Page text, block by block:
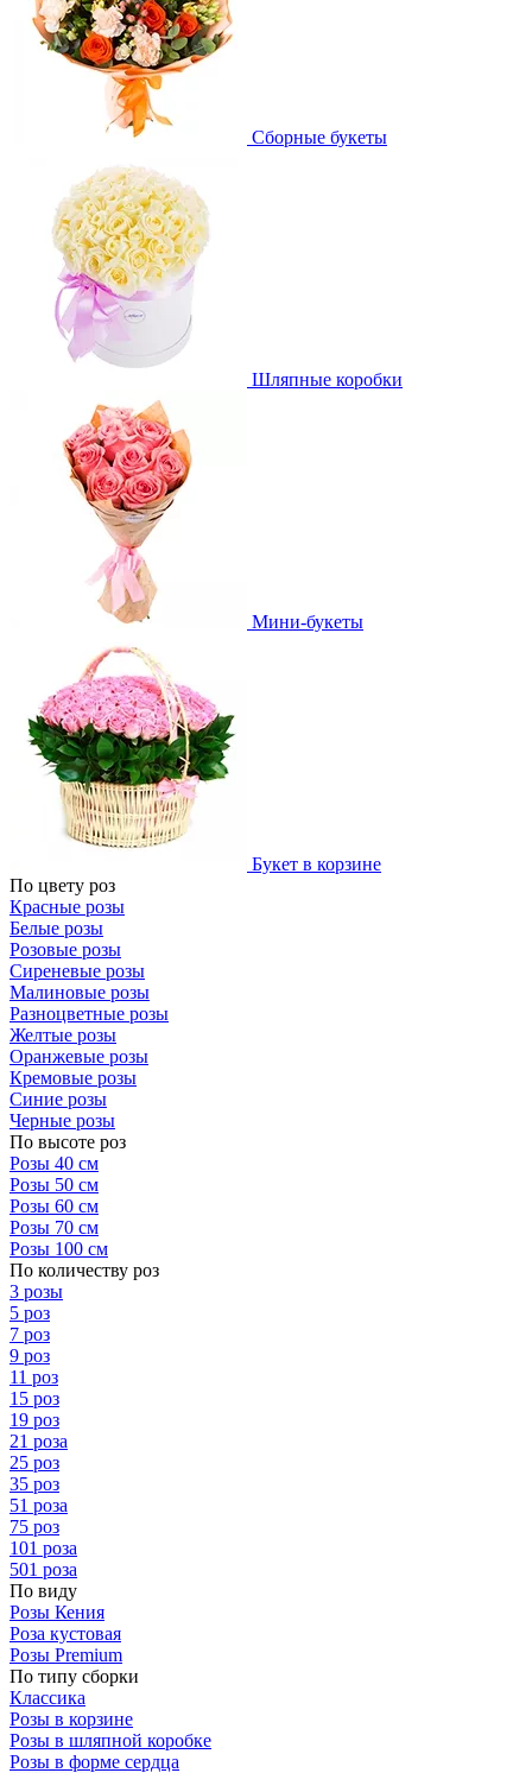
Сборные букеты
Шляпные коробки
Мини-букеты
Букет в корзине
По цвету роз
Красные розы
Белые розы
Розовые розы
Сиреневые розы
Малиновые розы
Разноцветные розы
Желтые розы
Оранжевые розы
Кремовые розы
Синие розы
Черные розы
По высоте роз
Розы 40 см
Розы 50 см
Розы 60 см
Розы 70 см
Розы 100 см
По количеству роз
3 розы
5 роз
7 роз
9 роз
11 роз
15 роз
19 роз
21 роза
25 роз
35 роз
51 роза
75 роз
101 роза
501 роза
По виду
Розы Кения
Роза кустовая
Розы Premium
По типу сборки
Классика
Розы в корзине
Розы в шляпной коробке
Розы в форме сердца